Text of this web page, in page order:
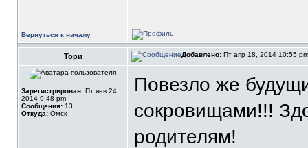
Вернуться к началу
Тори Добавлено: Пт апр 18, 2014 10:55
Зарегистрирован: Пт янв 24,
2014 9:48 pm
Сообщения: 13
Откуда: Омск
Повезло же
сокровищами!!!
родителям!